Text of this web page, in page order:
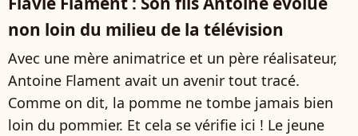
non loin du milieu de la télévision
Avec une mère animatrice et un père réalisateur,
Antoine Flament avait un avenir tout tracé.
Comme on dit, la pomme ne tombe jamais bien
loin du pommier. Et cela se vérifie ici ! Le jeune